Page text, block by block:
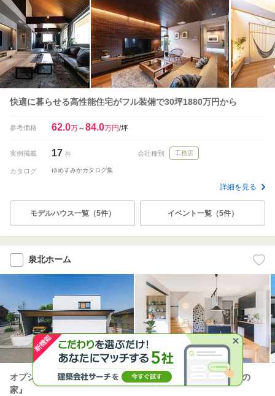
快適に暮らせる高性能住宅がフル装備で30坪1880万円から
参考価格 62.0万～84.0万円/坪
実例掲載 17 件 会社種別 工務店
カタログ ゆめすみかカタログ集
詳細を見る
モデルハウス一覧（5件） イベント一覧（5件）
泉北ホーム
オプションなしで構造・性能・設備がすべて揃う『フル装備の
家』